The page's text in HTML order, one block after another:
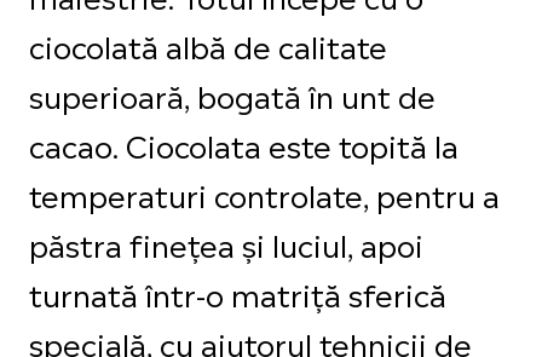
ciocolată albă de calitate
superioară, bogată în unt de
cacao. Ciocolata este topită la
temperaturi controlate, pentru a
păstra finețea și luciul, apoi
turnată într-o matriță sferică
specială, cu ajutorul tehnicii de